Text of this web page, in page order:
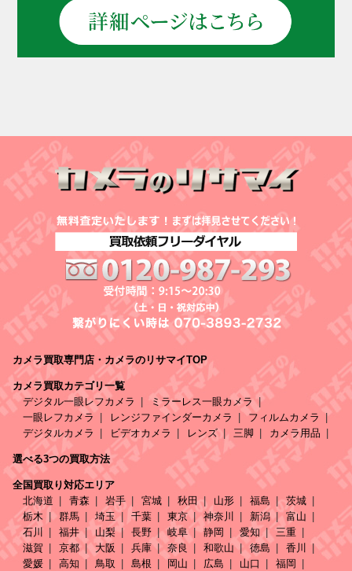
カメラ買取専門店・カメラのリサマイTOP
カメラ買取カテゴリ一覧
デジタル一眼レフカメラ
ミラーレス一眼カメラ
一眼レフカメラ
レンジファインダーカメラ
フィルムカメラ
デジタルカメラ
ビデオカメラ レンズ 三脚 カメラ用品
選べる3つの買取方法
全国買取り対応エリア
北海道
青森 岩手 宮城 秋田 山形 福島
茨城
栃木
群馬 埼玉 千葉 東京 神奈川 新潟
富山
石川
福井 山梨 長野 岐阜 静岡 愛知
三重
滋賀
京都 大阪 兵庫 奈良 和歌山 徳島
香川
愛媛
高知 鳥取 島根 岡山 広島 山口 福岡